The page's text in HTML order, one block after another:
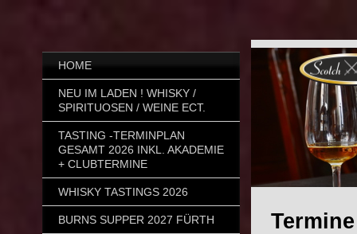
HOME
NEU IM LADEN ! WHISKY /
SPIRITUOSEN / WEINE ECT.
TASTING -TERMINPLAN
GESAMT 2026 INKL. AKADEMIE
+ CLUBTERMINE
WHISKY TASTINGS 2026
BURNS SUPPER 2027 FÜRTH